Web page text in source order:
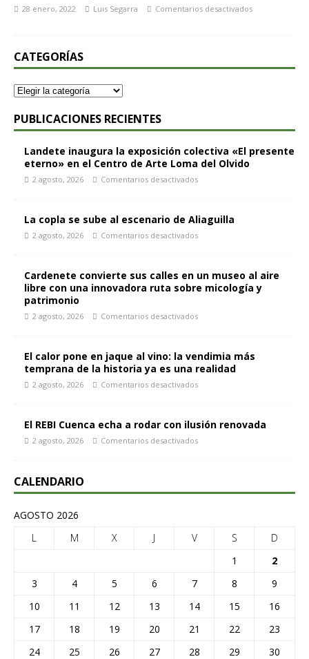
28 enero, 2022 Luis Segarra Comentarios desactivados
CATEGORÍAS
PUBLICACIONES RECIENTES
Landete inaugura la exposición colectiva «El presente
eterno» en el Centro de Arte Loma del Olvido
2 agosto, 2026 Comentarios desactivados
La copla se sube al escenario de Aliaguilla
2 agosto, 2026 Comentarios desactivados
Cardenete convierte sus calles en un museo al aire
libre con una innovadora ruta sobre micología y
patrimonio
2 agosto, 2026 Comentarios desactivados
El calor pone en jaque al vino: la vendimia más
temprana de la historia ya es una realidad
2 agosto, 2026 Comentarios desactivados
El REBI Cuenca echa a rodar con ilusión renovada
2 agosto, 2026 Comentarios desactivados
CALENDARIO
AGOSTO 2026
L
M X J V S
D
1
2
3
4 5 6 7 8
9
10
11 12 13 14 15
16
17
18 19 20 21 22
23
24
25 26 27 28 29
30